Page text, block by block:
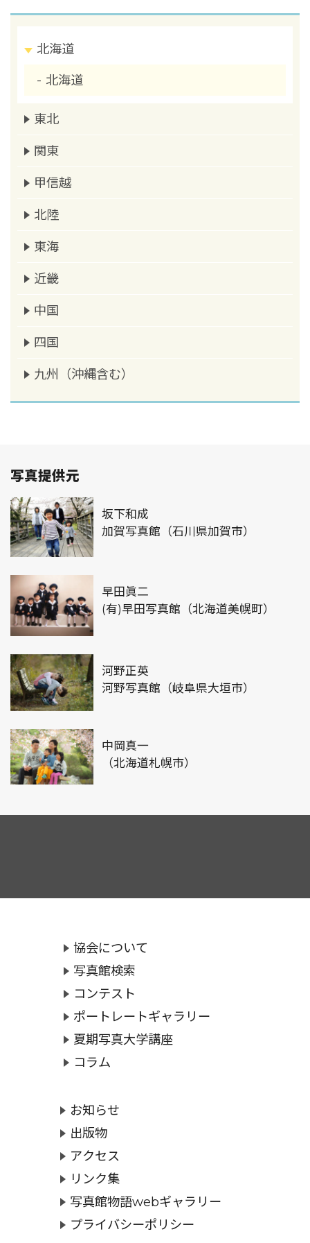
北海道
北海道
東北
関東
甲信越
北陸
東海
近畿
中国
四国
九州（沖縄含む）
写真提供元
坂下和成
加賀写真館（石川県加賀市）
早田眞二
(有)早田写真館（北海道美幌町）
河野正英
河野写真館（岐阜県大垣市）
中岡真一
（北海道札幌市）
協会について
写真館検索
コンテスト
ポートレートギャラリー
夏期写真大学講座
コラム
お知らせ
出版物
アクセス
リンク集
写真館物語webギャラリー
プライバシーポリシー